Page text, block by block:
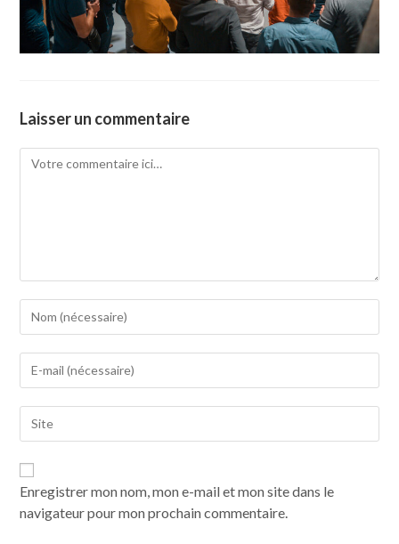
Laisser un commentaire
Enregistrer mon nom, mon e-mail et mon site dans le
navigateur pour mon prochain commentaire.